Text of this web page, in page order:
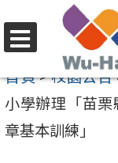
至
要
內
選
單
首頁>校園公告
小學辦理「苗
章基本訓練」